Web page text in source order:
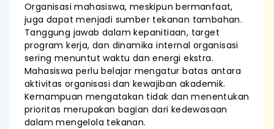
Organisasi mahasiswa, meskipun bermanfaat,
juga dapat menjadi sumber tekanan tambahan.
Tanggung jawab dalam kepanitiaan, target
program kerja, dan dinamika internal organisasi
sering menuntut waktu dan energi ekstra.
Mahasiswa perlu belajar mengatur batas antara
aktivitas organisasi dan kewajiban akademik.
Kemampuan mengatakan tidak dan menentukan
prioritas merupakan bagian dari kedewasaan
dalam mengelola tekanan.